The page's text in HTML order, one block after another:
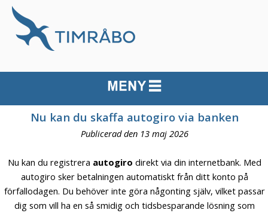
Nu kan du skaffa autogiro via banken
Publicerad den 13 maj 2026
Nu kan du registrera autogiro direkt via din internetbank. Med
autogiro sker betalningen automatiskt från ditt konto på
förfallodagen. Du behöver inte göra någonting själv, vilket passar
dig som vill ha en så smidig och tidsbesparande lösning som